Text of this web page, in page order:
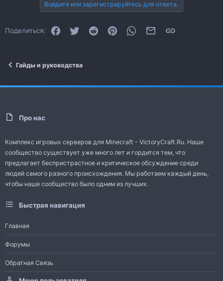
Войдите или зарегистрируйтесь для ответа.
Поделиться: FacebookTwitter Reddit PinterestWhatsAppЭлектронная почта
Гайды и руководства
Про нас
Комплекс игровых серверов для Minecraft - VictoryCraft.Ru. Наше
сообщество существует уже много лет и гордится тем, что
предлагает беспристрастное и критическое обсуждение среди
людей самого разного происхождения. Мы работаем каждый день,
чтобы наше сообщество было одним из лучших.
Быстрая навигация
Главная
Форумы
Обратная Связь